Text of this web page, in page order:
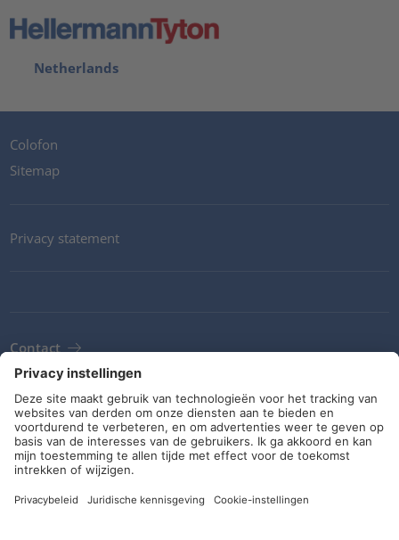
Netherlands
Colofon
Sitemap
Privacy statement
Contact
Newsletter
ALV
Richtlijnen en verplichtingen
Sociale media